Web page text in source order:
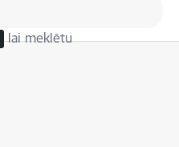
lai meklētu